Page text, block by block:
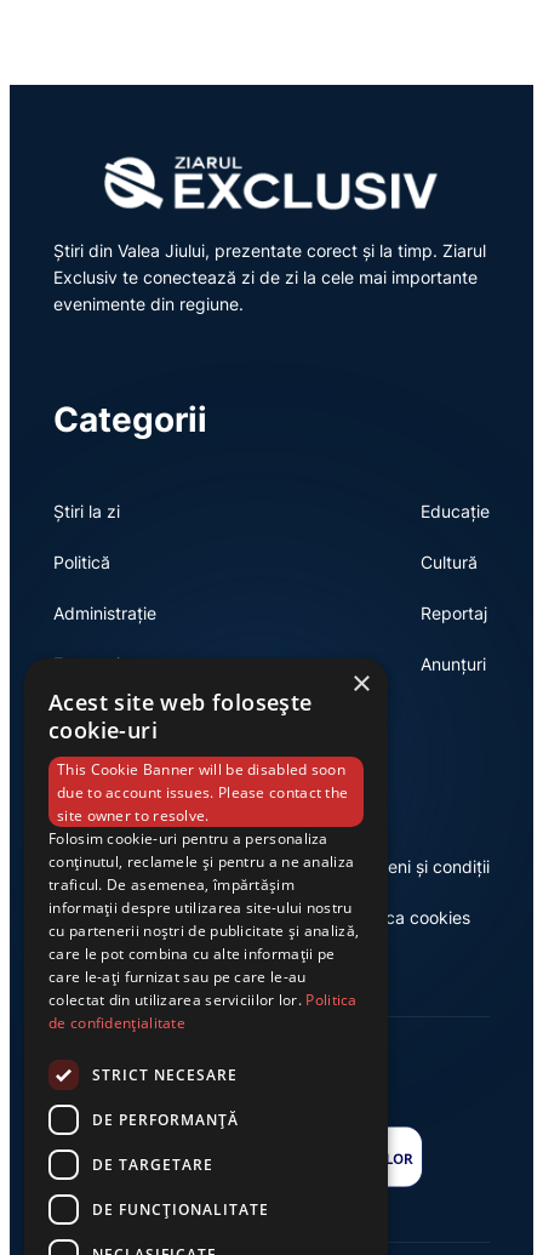
Știri din Valea Jiului, prezentate corect și la timp. Ziarul
Exclusiv te conectează zi de zi la cele mai importante
evenimente din regiune.
Categorii
Știri la zi
Politică
Administrație
Economie
Educație
Cultură
Reportaj
Anunțuri
Link-uri utile
Despre noi
Casa de editură Exclusiv
Termeni și condiții
Politica cookies
×
Acest site web folosește
cookie-uri
This Cookie Banner will be disabled soon
due to account issues. Please contact the
site owner to resolve.
Folosim cookie-uri pentru a personaliza
conținutul, reclamele și pentru a ne analiza
traficul. De asemenea, împărtășim
informații despre utilizarea site-ului nostru
cu partenerii noștri de publicitate și analiză,
care le pot combina cu alte informații pe
care le-ați furnizat sau pe care le-au
colectat din utilizarea serviciilor lor. Politica
de confidențialitate
STRICT NECESARE
DE PERFORMANȚĂ
DE TARGETARE
DE FUNCŢIONALITATE